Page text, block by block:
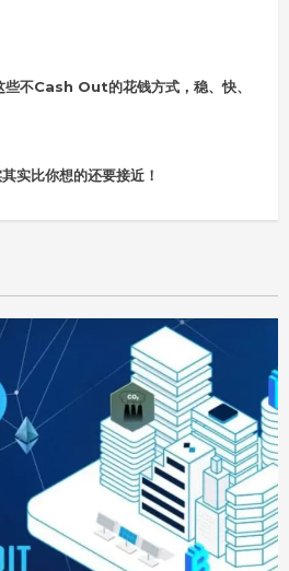
不Cash Out的花钱方式，稳、快、
实比你想的还要接近！